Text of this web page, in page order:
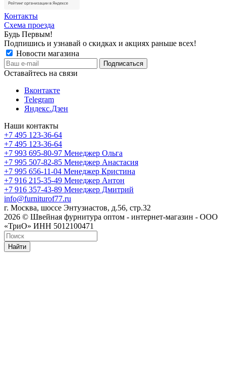
Контакты
Схема проезда
Будь Первым!
Подпишись и узнавай о скидках и акциях раньше всех!
Новости магазина
Оставайтесь на связи
Вконтакте
Telegram
Яндекс.Дзен
Наши контакты
+7 495 123-36-64
+7 495 123-36-64
+7 993 695-80-97 Менеджер Ольга
+7 995 507-82-85 Менеджер Анастасия
+7 995 656-11-04 Менеджер Кристина
+7 916 215-35-49 Менеджер Антон
+7 916 357-43-89 Менеджер Дмитрий
info@furniturof77.ru
г. Москва, шоссе Энтузиастов, д.56, стр.32
2026 © Швейная фурнитура оптом - интернет-магазин - ООО
«ТриО» ИНН 5012100471
Найти